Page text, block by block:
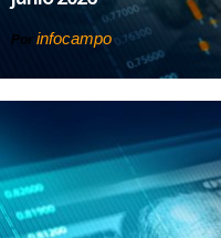
Por infocampo